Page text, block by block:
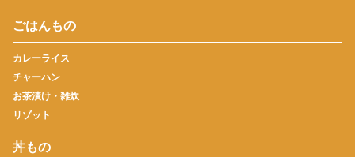
ごはんもの
カレーライス
チャーハン
お茶漬け・雑炊
リゾット
丼もの